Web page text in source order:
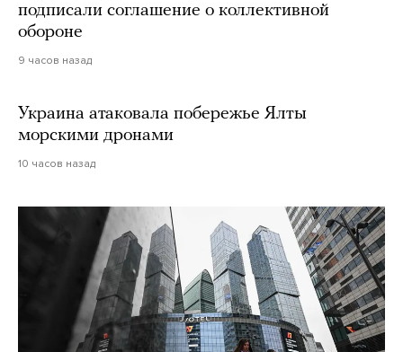
подписали соглашение о коллективной
обороне
9 часов назад
Украина атаковала побережье Ялты
морскими дронами
10 часов назад